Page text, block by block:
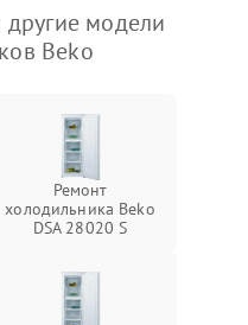
модели
Beko
Ремонт
холодильника Beko
DSA 28020 S